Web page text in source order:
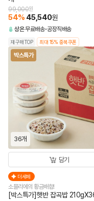
99,000원
54% 45,540원
상온무료배송 공장직배송
재구매TOP 최대 15% 중복쿠폰
박스특가
36개
담기
더세페
소믈리에의 황금배합!
[박스특가]햇반 잡곡밥